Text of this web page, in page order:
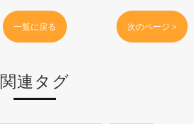
一覧に戻る 次のページ >
関連タグ